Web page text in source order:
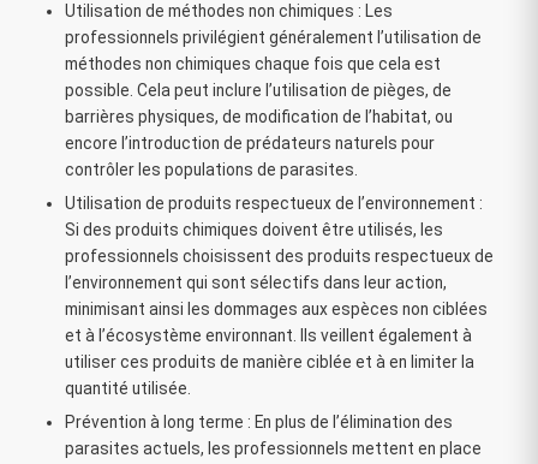
Utilisation de méthodes non chimiques : Les
professionnels privilégient généralement l’utilisation de
méthodes non chimiques chaque fois que cela est
possible. Cela peut inclure l’utilisation de pièges, de
barrières physiques, de modification de l’habitat, ou
encore l’introduction de prédateurs naturels pour
contrôler les populations de parasites.
Utilisation de produits respectueux de l’environnement :
Si des produits chimiques doivent être utilisés, les
professionnels choisissent des produits respectueux de
l’environnement qui sont sélectifs dans leur action,
minimisant ainsi les dommages aux espèces non ciblées
et à l’écosystème environnant. Ils veillent également à
utiliser ces produits de manière ciblée et à en limiter la
quantité utilisée.
Prévention à long terme : En plus de l’élimination des
parasites actuels, les professionnels mettent en place